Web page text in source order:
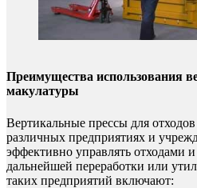
Преимущества использования
макулатуры
Вертикальные прессы для
различных предприятиях и
эффективно управлять отходами
дальнейшей переработки или
таких предприятий включают: